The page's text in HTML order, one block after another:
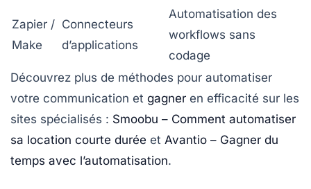
Zapier /
Make
Connecteurs
d’applications
Automatisation des
workflows sans
codage
Découvrez plus de méthodes pour automatiser
votre communication et gagner en efficacité sur les
sites spécialisés : Smoobu – Comment automatiser
sa location courte durée et Avantio – Gagner du
temps avec l’automatisation.